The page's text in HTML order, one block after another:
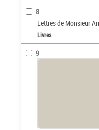
8
Lettres de Monsieur
Livres
9